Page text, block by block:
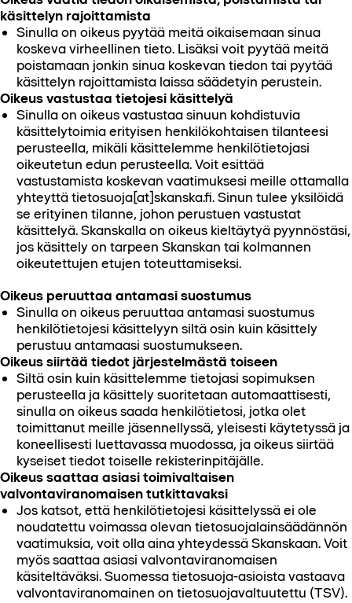
käsittelyn rajoittamista
Sinulla on oikeus pyytää meitä oikaisemaan sinua
koskeva virheellinen tieto. Lisäksi voit pyytää meitä
poistamaan jonkin sinua koskevan tiedon tai pyytää
käsittelyn rajoittamista laissa säädetyin perustein.
Oikeus vastustaa tietojesi käsittelyä
Sinulla on oikeus vastustaa sinuun kohdistuvia
käsittelytoimia erityisen henkilökohtaisen tilanteesi
perusteella, mikäli käsittelemme henkilötietojasi
oikeutetun edun perusteella. Voit esittää
vastustamista koskevan vaatimuksesi meille ottamalla
yhteyttä tietosuoja[at]skanska.fi. Sinun tulee yksilöidä
se erityinen tilanne, johon perustuen vastustat
käsittelyä. Skanskalla on oikeus kieltäytyä pyynnöstäsi,
jos käsittely on tarpeen Skanskan tai kolmannen
oikeutettujen etujen toteuttamiseksi.
Oikeus peruuttaa antamasi suostumus
Sinulla on oikeus peruuttaa antamasi suostumus
henkilötietojesi käsittelyyn siltä osin kuin käsittely
perustuu antamaasi suostumukseen.
Oikeus siirtää tiedot järjestelmästä toiseen
Siltä osin kuin käsittelemme tietojasi sopimuksen
perusteella ja käsittely suoritetaan automaattisesti,
sinulla on oikeus saada henkilötietosi, jotka olet
toimittanut meille jäsennellyssä, yleisesti käytetyssä ja
koneellisesti luettavassa muodossa, ja oikeus siirtää
kyseiset tiedot toiselle rekisterinpitäjälle.
Oikeus saattaa asiasi toimivaltaisen
valvontaviranomaisen tutkittavaksi
Jos katsot, että henkilötietojesi käsittelyssä ei ole
noudatettu voimassa olevan tietosuojalainsäädännön
vaatimuksia, voit olla aina yhteydessä Skanskaan. Voit
myös saattaa asiasi valvontaviranomaisen
käsiteltäväksi. Suomessa tietosuoja-asioista vastaava
valvontaviranomainen on tietosuojavaltuutettu (TSV).